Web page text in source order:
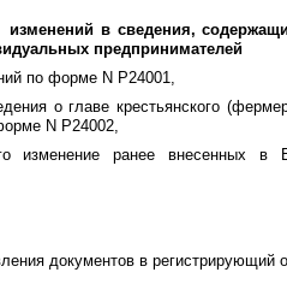
изменений в сведения,
предпринимателей
по форме N Р24001,
о главе крестьянского
N Р24002,
изменение ранее внесенных в
документов в регистрирующий